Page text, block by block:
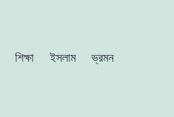
শিক্ষা ইসলাম ভ্রমন